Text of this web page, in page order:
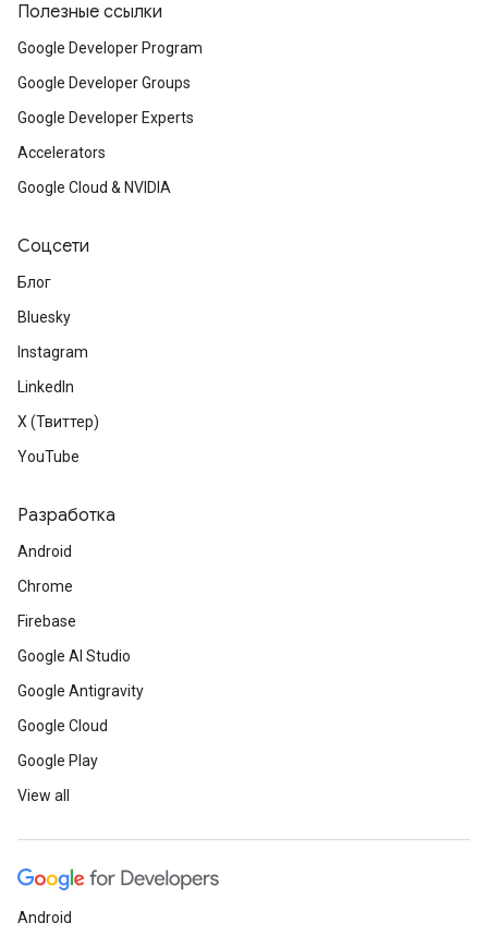
Полезные ссылки
Google Developer Program
Google Developer Groups
Google Developer Experts
Accelerators
Google Cloud & NVIDIA
Соцсети
Блог
Bluesky
Instagram
LinkedIn
X (Твиттер)
YouTube
Разработка
Android
Chrome
Firebase
Google AI Studio
Google Antigravity
Google Cloud
Google Play
View all
Android